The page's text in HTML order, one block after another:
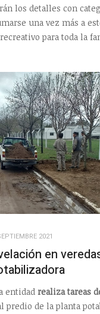
los detalles con
una vez más a
para toda la
2021
en
entidad realiza tareas
predio de la planta